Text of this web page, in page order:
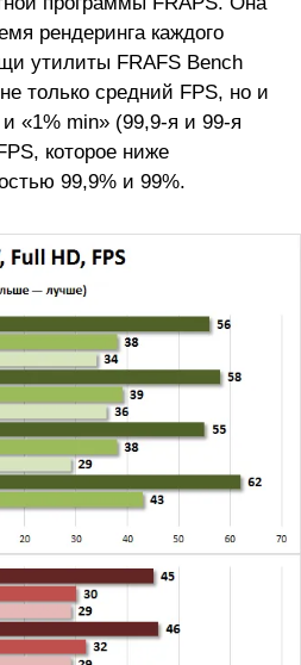
рендеринга каждого
утилиты FRAFS Bench
только средний FPS, но и
«1% min» (99,9-я и 99-я
которое ниже
99,9% и 99%.